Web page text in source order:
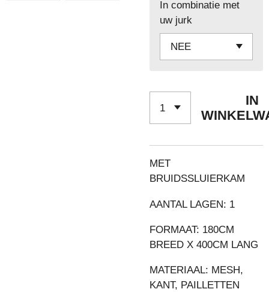
In combinatie met
uw jurk
IN
MET
BRUIDSSLUIERKAM
AANTAL LAGEN: 1
FORMAAT: 180CM
BREED X 400CM LANG
MATERIAAL: MESH,
KANT, PAILLETTEN